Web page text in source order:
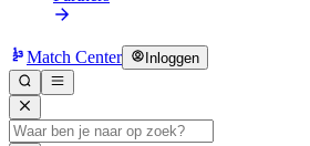
Match Center Inloggen